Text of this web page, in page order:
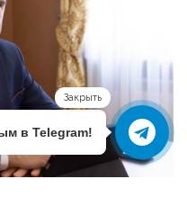
Закрыть
в Telegram!